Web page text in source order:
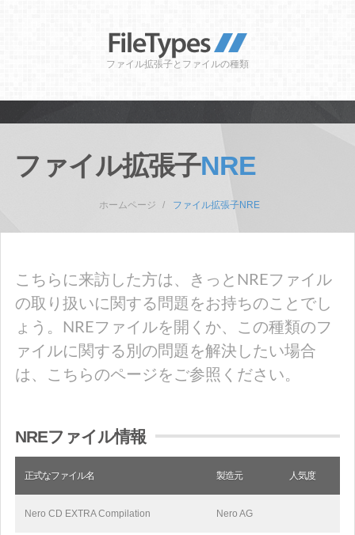
ファイル拡張子とファイルの種類
ファイル拡張子NRE
ホームページ ファイル拡張子NRE
こちらに来訪した方は、きっとNREファイル
の取り扱いに関する問題をお持ちのことでし
ょう。NREファイルを開くか、この種類のフ
ァイルに関する別の問題を解決したい場合
は、こちらのページをご参照ください。
NREファイル情報
正式なファイル名 製造元 人気度
Nero CD EXTRA Compilation Nero AG